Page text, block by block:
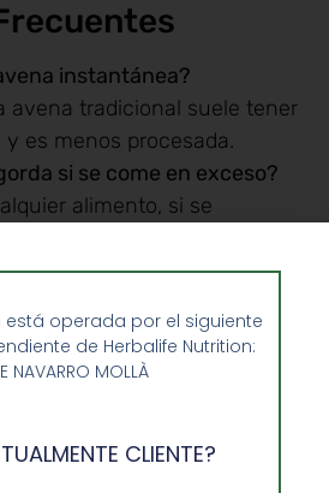
instantánea?
avena tradicional suele tener
y es menos procesada.
si se come en exceso?
alimento, si se
contribuir al aumento de
la avena con leche
endulzar la avena de forma
está operada por el siguiente
de Herbalife Nutrition:
NAVARRO MOLLÀ
CLIENTE?